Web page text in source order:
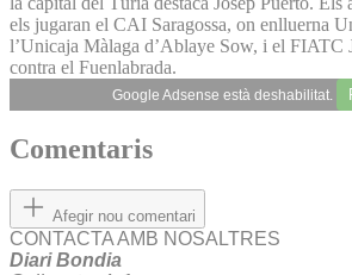
els jugaran el CAI Saragossa, on enlluerna
l’Unicaja Màlaga d’Ablaye Sow, i el FIATC
contra el Fuenlabrada.
Google Adsense està deshabilitat.
Comentaris
Afegir nou comentari
CONTACTA AMB NOSALTRES
Diari Bondia